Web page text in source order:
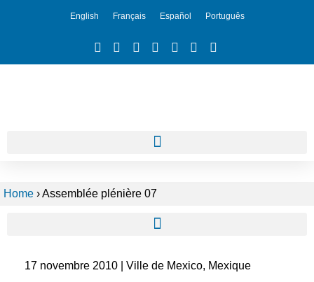
English Français Español Português
Home ›Assemblée plénière 07
17 novembre 2010 | Ville de Mexico, Mexique